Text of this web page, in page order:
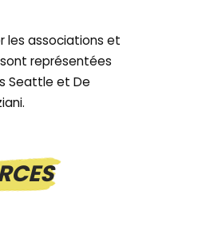
les associations et
sont représentées
Seattle et De